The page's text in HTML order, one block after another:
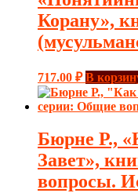
Корану»,
717.00 ₽ В
Бюрне Р.,
Завет»,
вопросы.